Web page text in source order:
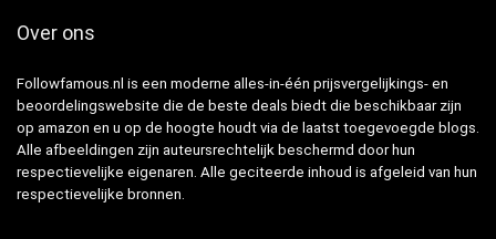
Over ons
Followfamous.nl is een moderne alles-in-één prijsvergelijkings- en
beoordelingswebsite die de beste deals biedt die beschikbaar zijn
op amazon en u op de hoogte houdt via de laatst toegevoegde blogs.
Alle afbeeldingen zijn auteursrechtelijk beschermd door hun
respectievelijke eigenaren. Alle geciteerde inhoud is afgeleid van hun
respectievelijke bronnen.